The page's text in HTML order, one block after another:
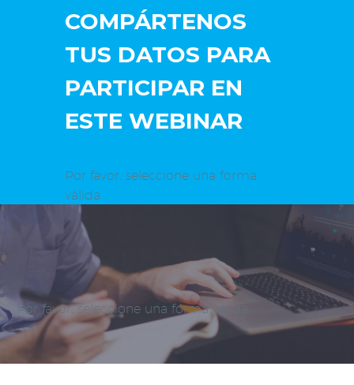
COMPÁRTENOS
TUS DATOS PARA
PARTICIPAR EN
ESTE WEBINAR
Por favor, seleccione una forma
válida
Por favor, seleccione una forma válida